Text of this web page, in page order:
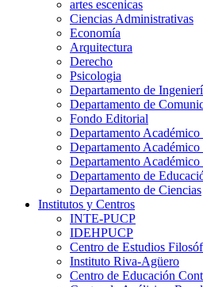
artes escenicas
Ciencias Administrativas
Economía
Arquitectura
Derecho
Psicologia
Departamento de
Departamento de
Fondo Editorial
Departamento Académico
Departamento
Departamento
Departamento de
Departamento de Ciencias
Institutos y Centros
INTE-PUCP
IDEHPUCP
Centro de Estudios
Instituto Riva-Agüero
Centro de Educación